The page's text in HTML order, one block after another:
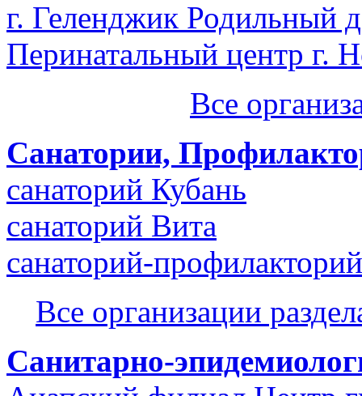
г. Геленджик Родильный
Перинатальный центр г.
Все
Санатории,
санаторий Кубань
санаторий Вита
санаторий-
Все организации
Санитарно-